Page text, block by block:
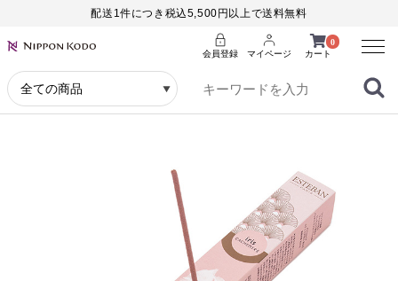
配送1件につき税込5,500円以上で送料無料
0
カート
会員登録 マイページ
Menu